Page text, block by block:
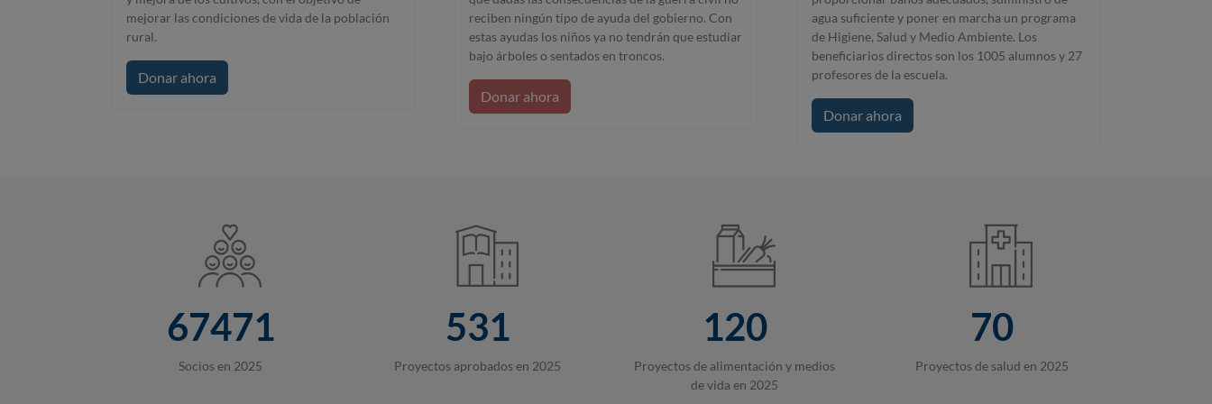
mejorar las condiciones de vida de la población
rural.
Donar ahora
reciben ningún tipo de ayuda del gobierno. Con
estas ayudas los niños ya no tendrán que estudiar
bajo árboles o sentados en troncos.
Donar ahora
agua suficiente y poner en marcha un programa
de Higiene, Salud y Medio Ambiente. Los
beneficiarios directos son los 1005 alumnos y 27
profesores de la escuela.
Donar ahora
67471
Socios en 2025
531
Proyectos aprobados en 2025
120
Proyectos de alimentación y medios
de vida en 2025
70
Proyectos de salud en 2025